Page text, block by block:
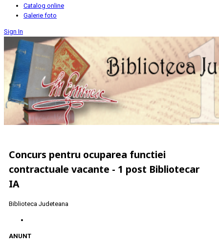
Catalog online
Galerie foto
Sign In
Concurs pentru ocuparea functiei
contractuale vacante - 1 post Bibliotecar
IA
Biblioteca Judeteana
ANUNT